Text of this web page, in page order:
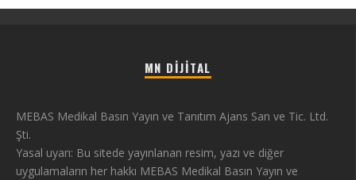
MN DIJITAL
MEBAS Medikal Basın Yayın ve Tanıtım Ajans San ve Tic. Ltd.
Şti.
Yasal uyarı: Bu sitede yayınlanan resim, yazı ve diğer
uygulamaların her hakkı MEBAS Medikal Basın Yayın ve